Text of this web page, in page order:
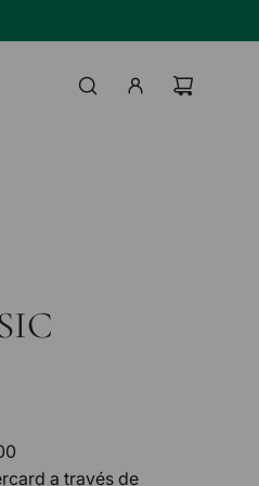
a través de